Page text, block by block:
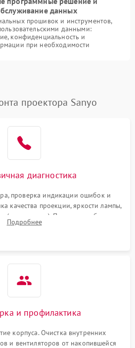
данных
прошивок и инструментов,
данными:
конфиденциальность и
при необходимости
проектора Sanyo
диагностика
проверка индикации ошибок и
качества проекции, яркости лампы,
(точки, пятна). Проверка работы
по уровню шума вентиляторов.
Подробнее
и профилактика
корпуса. Очистка внутренних
и вентиляторов от накопившейся